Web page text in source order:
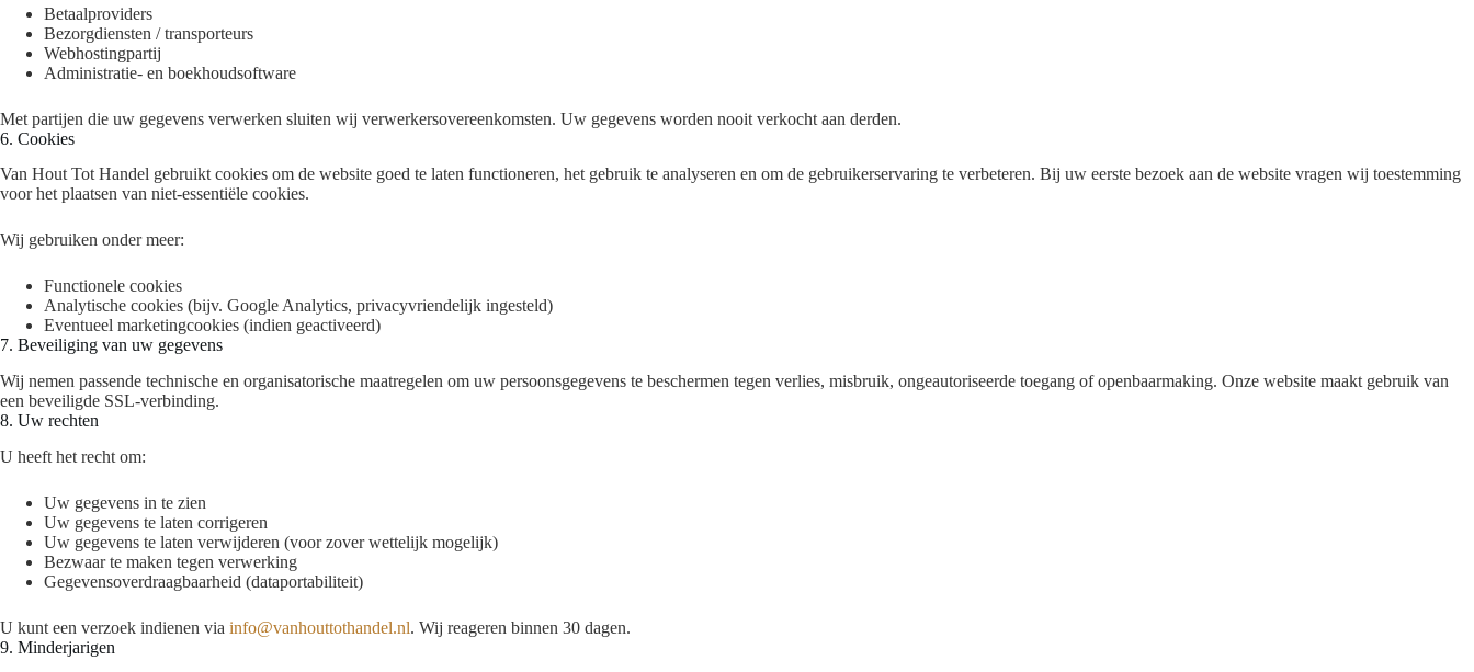
Betaalproviders
Bezorgdiensten / transporteurs
Webhostingpartij
Administratie- en boekhoudsoftware
Met partijen die uw gegevens verwerken sluiten wij verwerkersovereenkomsten. Uw gegevens worden nooit verkocht aan derden.
6. Cookies
Van Hout Tot Handel gebruikt cookies om de website goed te laten functioneren, het gebruik te analyseren en om de gebruikerservaring te verbeteren. Bij uw eerste bezoek aan de website vragen wij toestemming
voor het plaatsen van niet-essentiële cookies.
Wij gebruiken onder meer:
Functionele cookies
Analytische cookies (bijv. Google Analytics, privacyvriendelijk ingesteld)
Eventueel marketingcookies (indien geactiveerd)
7. Beveiliging van uw gegevens
Wij nemen passende technische en organisatorische maatregelen om uw persoonsgegevens te beschermen tegen verlies, misbruik, ongeautoriseerde toegang of openbaarmaking. Onze website maakt gebruik van
een beveiligde SSL-verbinding.
8. Uw rechten
U heeft het recht om:
Uw gegevens in te zien
Uw gegevens te laten corrigeren
Uw gegevens te laten verwijderen (voor zover wettelijk mogelijk)
Bezwaar te maken tegen verwerking
Gegevensoverdraagbaarheid (dataportabiliteit)
U kunt een verzoek indienen via info@vanhouttothandel.nl. Wij reageren binnen 30 dagen.
9. Minderjarigen